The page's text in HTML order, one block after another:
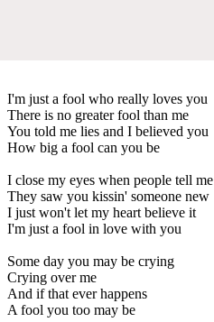
I'm just a fool who really loves you
There is no greater fool than me
You told me lies and I believed you
How big a fool can you be
I close my eyes when people tell me
They saw you kissin' someone new
I just won't let my heart believe it
I'm just a fool in love with you
Some day you may be crying
Crying over me
And if that ever happens
A fool you too may be